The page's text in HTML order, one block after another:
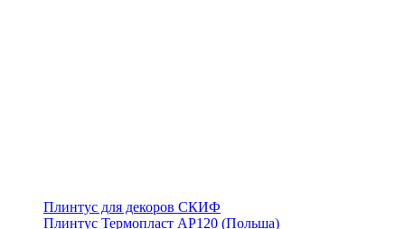
Плинтус для декоров СКИФ
Плинтус Термопласт АР120 (Польша)